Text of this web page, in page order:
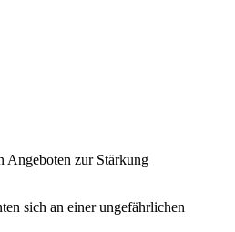
Angeboten zur Stärkung
sich an einer ungefährlichen